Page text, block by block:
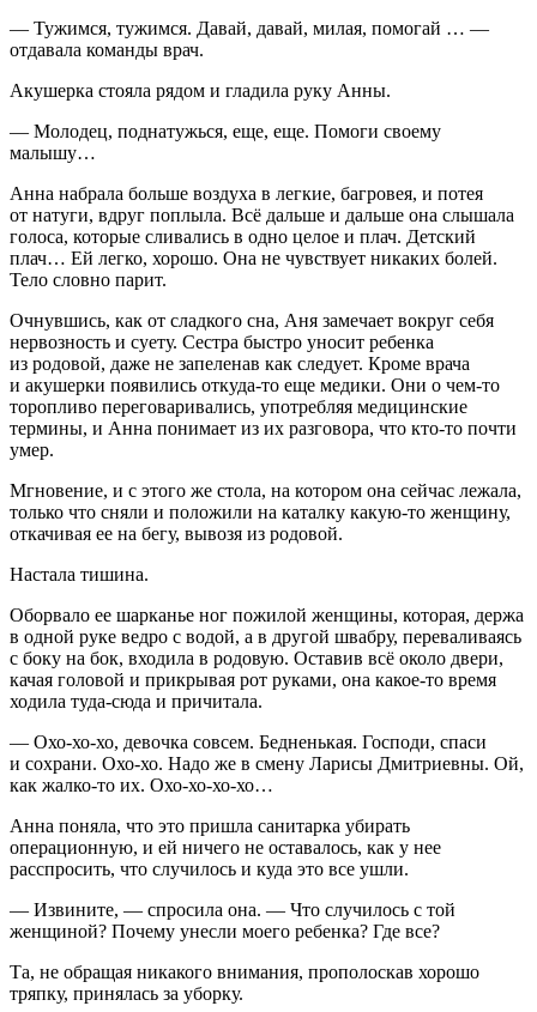
— Тужимся, тужимся. Давай, давай, милая, помогай … —
отдавала команды врач.
Акушерка стояла рядом и гладила руку Анны.
— Молодец, поднатужься, еще, еще. Помоги своему
малышу…
Анна набрала больше воздуха в легкие, багровея, и потея
от натуги, вдруг поплыла. Всё дальше и дальше она слышала
голоса, которые сливались в одно целое и плач. Детский
плач… Ей легко, хорошо. Она не чувствует никаких болей.
Тело словно парит.
Очнувшись, как от сладкого сна, Аня замечает вокруг себя
нервозность и суету. Сестра быстро уносит ребенка
из родовой, даже не запеленав как следует. Кроме врача
и акушерки появились откуда-то еще медики. Они о чем-то
торопливо переговаривались, употребляя медицинские
термины, и Анна понимает из их разговора, что кто-то почти
умер.
Мгновение, и с этого же стола, на котором она сейчас лежала,
только что сняли и положили на каталку какую-то женщину,
откачивая ее на бегу, вывозя из родовой.
Настала тишина.
Оборвало ее шарканье ног пожилой женщины, которая, держа
в одной руке ведро с водой, а в другой швабру, переваливаясь
с боку на бок, входила в родовую. Оставив всё около двери,
качая головой и прикрывая рот руками, она какое-то время
ходила туда-сюда и причитала.
— Охо-хо-хо, девочка совсем. Бедненькая. Господи, спаси
и сохрани. Охо-хо. Надо же в смену Ларисы Дмитриевны. Ой,
как жалко-то их. Охо-хо-хо-хо…
Анна поняла, что это пришла санитарка убирать
операционную, и ей ничего не оставалось, как у нее
расспросить, что случилось и куда это все ушли.
— Извините, — спросила она. — Что случилось с той
женщиной? Почему унесли моего ребенка? Где все?
Та, не обращая никакого внимания, прополоскав хорошо
тряпку, принялась за уборку.